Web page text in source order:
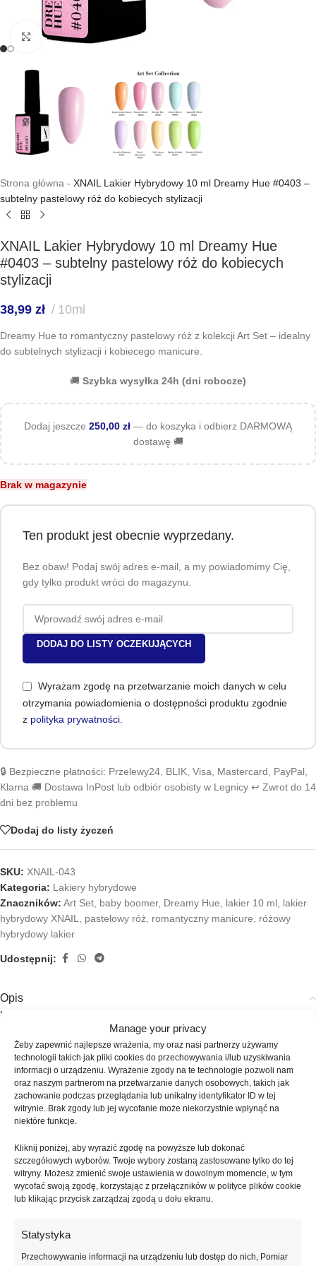
Manage your privacy
Żeby zapewnić najlepsze wrażenia, my oraz nasi partnerzy używamy
technologii takich jak pliki cookies do przechowywania i/lub uzyskiwania
informacji o urządzeniu. Wyrażenie zgody na te technologie pozwoli nam
oraz naszym partnerom na przetwarzanie danych osobowych, takich jak
zachowanie podczas przeglądania lub unikalny identyfikator ID w tej
witrynie. Brak zgody lub jej wycofanie może niekorzystnie wpłynąć na
niektóre funkcje.
Kliknij poniżej, aby wyrazić zgodę na powyższe lub dokonać
szczegółowych wyborów. Twoje wybory zostaną zastosowane tylko do tej
witryny. Możesz zmienić swoje ustawienia w dowolnym momencie, w tym
wycofać swoją zgodę, korzystając z przełączników w polityce plików cookie
lub klikając przycisk zarządzaj zgodą u dołu ekranu.
Statystyka
Przechowywanie informacji na urządzeniu lub dostęp do nich, Pomiar
Kliknij, aby powiększyć
Strona główna - XNAIL Lakier Hybrydowy 10 ml Dreamy Hue #0403 –
subtelny pastelowy róż do kobiecych stylizacji
XNAIL Lakier Hybrydowy 10 ml Dreamy Hue
#0403 – subtelny pastelowy róż do kobiecych
stylizacji
38,99 zł 10ml
Dreamy Hue to romantyczny pastelowy róż z kolekcji Art Set – idealny
do subtelnych stylizacji i kobiecego manicure.
🚚 Szybka wysyłka 24h (dni robocze)
Dodaj jeszcze 250,00 zł — do koszyka i odbierz DARMOWĄ
dostawę 🚚
Brak w magazynie
Ten produkt jest obecnie wyprzedany.
Bez obaw! Podaj swój adres e-mail, a my powiadomimy Cię,
gdy tylko produkt wróci do magazynu.
DODAJ DO LISTY OCZEKUJĄCYCH
Wyrażam zgodę na przetwarzanie moich danych w celu
otrzymania powiadomienia o dostępności produktu zgodnie
z polityka prywatności.
🔒 Bezpieczne płatności: Przelewy24, BLIK, Visa, Mastercard, PayPal,
Klarna 🚚 Dostawa InPost lub odbiór osobisty w Legnicy ↩️ Zwrot do 14
dni bez problemu
Dodaj do listy życzeń
SKU: XNAIL-043
Kategoria: Lakiery hybrydowe
Znaczników: Art Set, baby boomer, Dreamy Hue, lakier 10 ml, lakier
hybrydowy XNAIL, pastelowy róż, romantyczny manicure, różowy
hybrydowy lakier
Udostępnij:
Opis
Lakier hybrydowy Dreamy Hue
pastelowy róż o romantycznym i spokojnym charakterze. Jego
subtelny ton przywodzi na myśl senny poranek, wprowadzając do
stylizacji lekkość i kobiecy urok. Idealny do manicure baby boomer,
minimalistycznych zdobień oraz codziennych, eleganckich stylizacji.
Formuła kremowa i samopoziomująca sprawia, że aplikacja jest łatwa,
bez smug i zalewania skórek. Wysoka pigmentacja gwarantuje pełne
pozostawiając gładką i estetyczną powierzchnię paznokcia.
To perfekcyjny wybór dla stylistek, które cenią komfort pracy oraz efekt
subtelnego, klasycznego manicure.
📌 Sposób użycia: